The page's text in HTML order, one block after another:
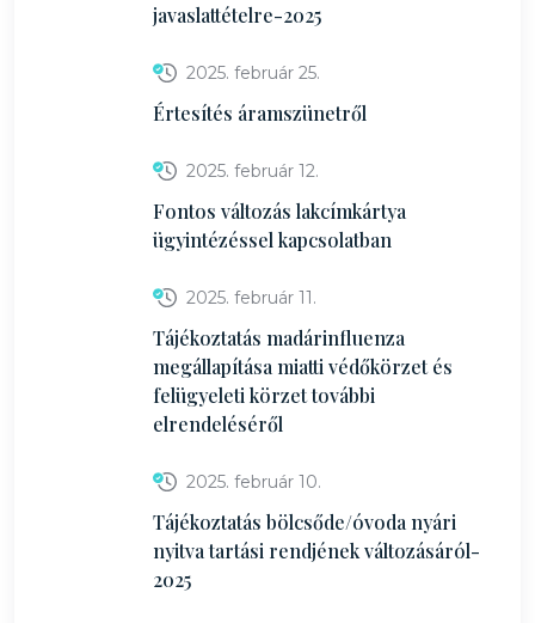
javaslattételre-2025
2025. február 25.
Értesítés áramszünetről
2025. február 12.
Fontos változás lakcímkártya
ügyintézéssel kapcsolatban
2025. február 11.
Tájékoztatás madárinfluenza
megállapítása miatti védőkörzet és
felügyeleti körzet további
elrendeléséről
2025. február 10.
Tájékoztatás bölcsőde/óvoda nyári
nyitva tartási rendjének változásáról-
2025